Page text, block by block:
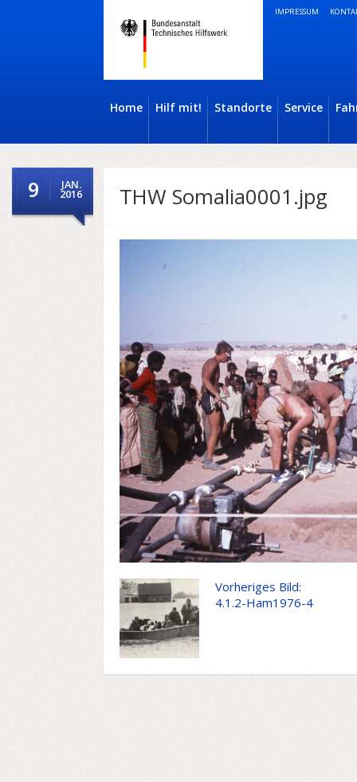
IMPRESSUM
Home Hilf mit! Standorte Service
9 JAN.
2016 THW Somalia0001.jpg
Vorheriges Bild:
4.1.2-Ham1976-4